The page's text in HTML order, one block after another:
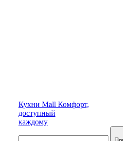
Кухни Mall Комфорт,
доступный
каждому